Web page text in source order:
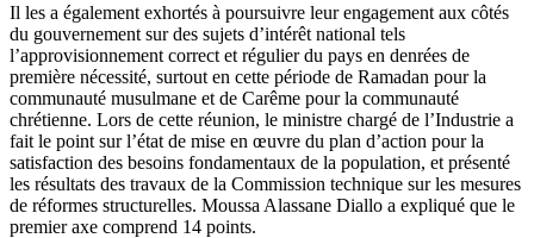
Il les a également exhortés à poursuivre leur engagement aux côtés
du gouvernement sur des sujets d’intérêt national tels
l’approvisionnement correct et régulier du pays en denrées de
première nécessité, surtout en cette période de Ramadan pour la
communauté musulmane et de Carême pour la communauté
chrétienne. Lors de cette réunion, le ministre chargé de l’Industrie a
fait le point sur l’état de mise en œuvre du plan d’action pour la
satisfaction des besoins fondamentaux de la population, et présenté
les résultats des travaux de la Commission technique sur les mesures
de réformes structurelles. Moussa Alassane Diallo a expliqué que le
premier axe comprend 14 points.